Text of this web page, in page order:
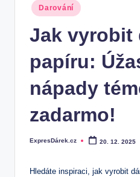
Posted
in
Darování
Jak vyrobit
papíru:
nápady
zadarmo!
Posted
ExpresDárek.cz 20. 12. 2025
Hledáte inspiraci, jak vyrobit